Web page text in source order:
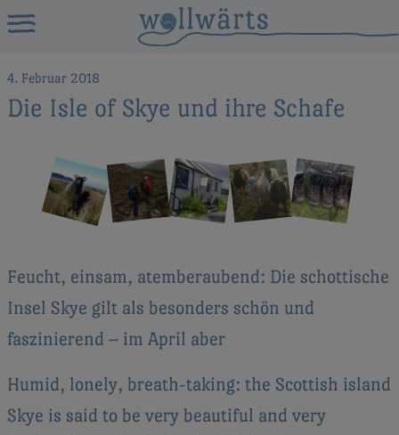
4. Februar 2018
Die Isle of Skye und ihre Schafe
Feucht, einsam, atemberaubend: Die schottische
Insel Skye gilt als besonders schön und
faszinierend – im April aber
Humid, lonely, breath-taking: the Scottish island
Skye is said to be very beautiful and very